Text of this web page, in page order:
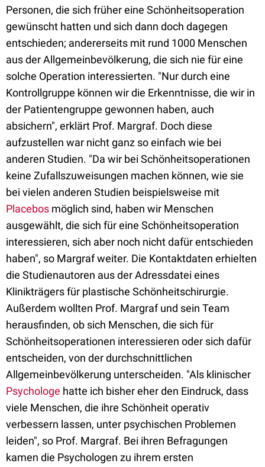
Personen, die sich früher eine Schönheitsoperation
gewünscht hatten und sich dann doch dagegen
entschieden; andererseits mit rund 1000 Menschen
aus der Allgemeinbevölkerung, die sich nie für eine
solche Operation interessierten. "Nur durch eine
Kontrollgruppe können wir die Erkenntnisse, die wir in
der Patientengruppe gewonnen haben, auch
absichern", erklärt Prof. Margraf. Doch diese
aufzustellen war nicht ganz so einfach wie bei
anderen Studien. "Da wir bei Schönheitsoperationen
keine Zufallszuweisungen machen können, wie sie
bei vielen anderen Studien beispielsweise mit
Placebos möglich sind, haben wir Menschen
ausgewählt, die sich für eine Schönheitsoperation
interessieren, sich aber noch nicht dafür entschieden
haben", so Margraf weiter. Die Kontaktdaten erhielten
die Studienautoren aus der Adressdatei eines
Klinikträgers für plastische Schönheitschirurgie.
Außerdem wollten Prof. Margraf und sein Team
herausfinden, ob sich Menschen, die sich für
Schönheitsoperationen interessieren oder sich dafür
entscheiden, von der durchschnittlichen
Allgemeinbevölkerung unterscheiden. "Als klinischer
Psychologe hatte ich bisher eher den Eindruck, dass
viele Menschen, die ihre Schönheit operativ
verbessern lassen, unter psychischen Problemen
leiden", so Prof. Margraf. Bei ihren Befragungen
kamen die Psychologen zu ihrem ersten